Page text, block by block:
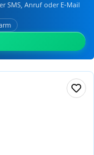
SMS, Anruf oder E‑Mail